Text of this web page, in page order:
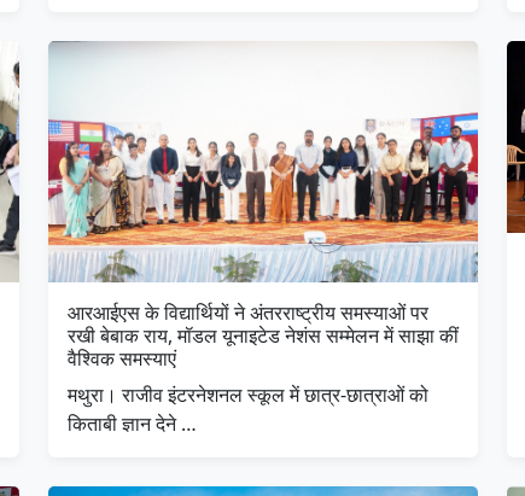
आरआईएस के विद्यार्थियों ने अंतरराष्ट्रीय समस्याओं पर
रखी बेबाक राय, मॉडल यूनाइटेड नेशंस सम्मेलन में साझा कीं
वैश्विक समस्याएं
मथुरा। राजीव इंटरनेशनल स्कूल में छात्र-छात्राओं को
किताबी ज्ञान देने …